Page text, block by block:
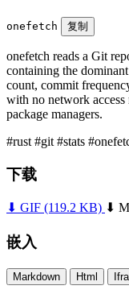
onefetch 复制
onefetch reads a Git
containing the
count, commit
with no network access
package managers.
#rust #git #stats
下载
⬇ GIF (119.2 KB) ⬇
嵌入
Markdown Html